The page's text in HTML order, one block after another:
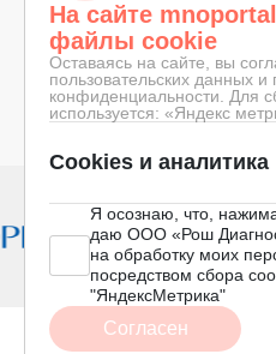
© 2026 «ПОРТАЛ О МНО»
ПРАВОВОЕ СОГЛАШЕНИЕ
Межрегиональный фонд помощи
родственникам больных с инсультом
ИМЕЮТСЯ ПРОТИВОПОКАЗАНИЯ.
На сайте
файлы cookie
Оставаясь на сайте, вы
пользовательских данных и
конфиденциальности. Для
используется: «Яндекс
Cookies и аналитика
Я осознаю, что,
даю ООО «Рош
на обработку моих
посредством сбора
"ЯндексМетрика"
Согласен